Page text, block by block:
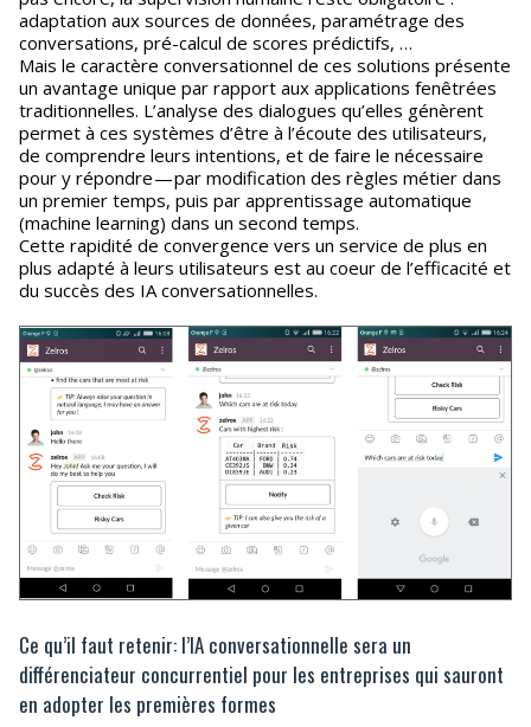
adaptation aux sources de données, paramétrage des
conversations, pré-calcul de scores prédictifs, …
Mais le caractère conversationnel de ces solutions présente
un avantage unique par rapport aux applications fenêtrées
traditionnelles. L’analyse des dialogues qu’elles génèrent
permet à ces systèmes d’être à l’écoute des utilisateurs,
de comprendre leurs intentions, et de faire le nécessaire
pour y répondre — par modification des règles métier dans
un premier temps, puis par apprentissage automatique
(machine learning) dans un second temps.
Cette rapidité de convergence vers un service de plus en
plus adapté à leurs utilisateurs est au coeur de l’efficacité et
du succès des IA conversationnelles.
Ce qu’il faut retenir: l’IA conversationnelle sera un
différenciateur concurrentiel pour les entreprises qui sauront
en adopter les premières formes